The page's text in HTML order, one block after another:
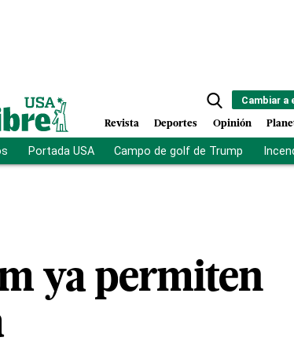
Cambiar a
Revista Deportes Opinión
Portada USA Campo de golf de Trump
ya permiten